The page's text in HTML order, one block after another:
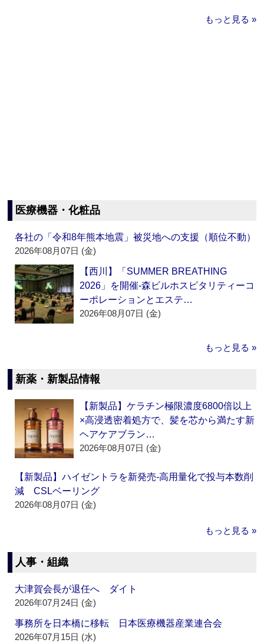
もっと見る »
医療機器・化粧品
各社の「令和8年熊本地震」被災地への支援（順位不動）
2026年08月07日 (金)
【西川】「SUMMER BREATHING
2026」を開催‐森ビルホスピタリティーコ
ーポレーションとエステ…
2026年08月07日 (金)
もっと見る »
新薬・新製品情報
【新製品】ケラチン極限濃度6800倍以上
×高浸透密着処方で、髪を芯から満たす新
ヘアケアブラン…
2026年08月07日 (金)
【新製品】ハイゼントラを新発売‐高用量化で投与本数削
減 CSLベーリング
2026年08月07日 (金)
もっと見る »
人事・組織
大津賀会長が退任へ ダイト
2026年07月24日 (金)
事務所を日本橋に移転 日本医療機器産業連合会
2026年07月15日 (水)